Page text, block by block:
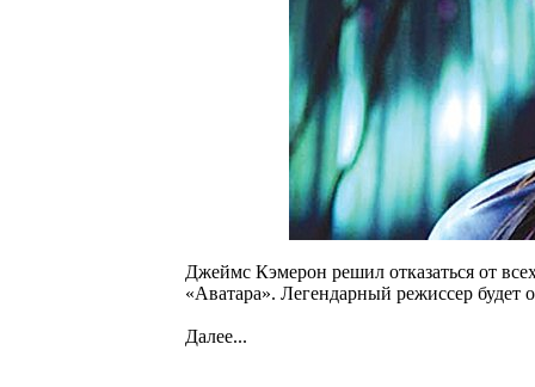
Джеймс Кэмерон решил отказаться от
«Аватара». Легендарный режиссер будет
Далее...